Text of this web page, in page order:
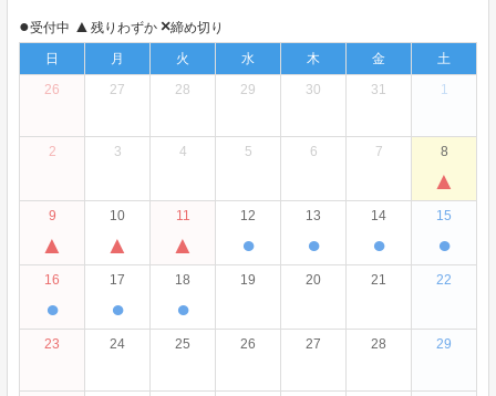
●受付中 ▲ 残りわずか ×締め切り
日
月 火 水 木 金
土
26
27 28 29 30 31 1
2 3 4 5 6 7 8
▲
9
▲
10
▲
11
▲
12
●
13
●
14
●
15
●
16
●
17
●
18
●
19 20 21 22
23 24 25 26 27 28 29